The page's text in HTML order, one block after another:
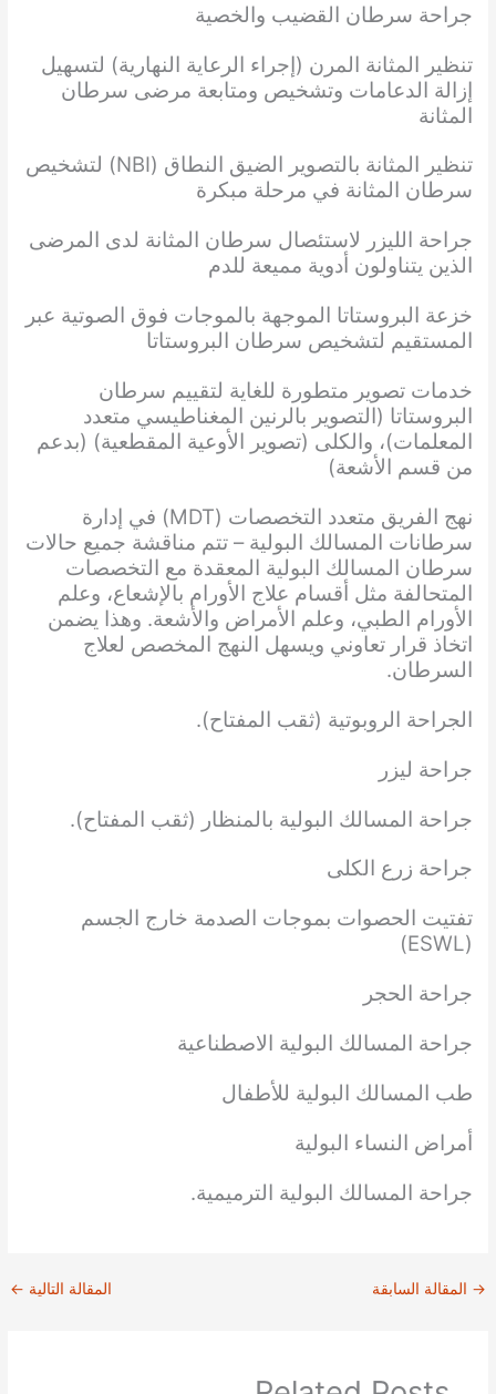
جراحة سرطان القضيب والخصية
تنظير المثانة المرن (إجراء الرعاية النهارية) لتسهيل
إزالة الدعامات وتشخيص ومتابعة مرضى سرطان
المثانة
تنظير المثانة بالتصوير الضيق النطاق (NBI) لتشخيص
سرطان المثانة في مرحلة مبكرة
جراحة الليزر لاستئصال سرطان المثانة لدى المرضى
الذين يتناولون أدوية مميعة للدم
خزعة البروستاتا الموجهة بالموجات فوق الصوتية عبر
المستقيم لتشخيص سرطان البروستاتا
خدمات تصوير متطورة للغاية لتقييم سرطان
البروستاتا (التصوير بالرنين المغناطيسي متعدد
المعلمات)، والكلى (تصوير الأوعية المقطعية) (بدعم
من قسم الأشعة)
نهج الفريق متعدد التخصصات (MDT) في إدارة
سرطانات المسالك البولية – تتم مناقشة جميع حالات
سرطان المسالك البولية المعقدة مع التخصصات
المتحالفة مثل أقسام علاج الأورام بالإشعاع، وعلم
الأورام الطبي، وعلم الأمراض والأشعة. وهذا يضمن
اتخاذ قرار تعاوني ويسهل النهج المخصص لعلاج
السرطان.
الجراحة الروبوتية (ثقب المفتاح).
جراحة ليزر
جراحة المسالك البولية بالمنظار (ثقب المفتاح).
جراحة زرع الكلى
تفتيت الحصوات بموجات الصدمة خارج الجسم
(ESWL)
جراحة الحجر
جراحة المسالك البولية الاصطناعية
طب المسالك البولية للأطفال
أمراض النساء البولية
جراحة المسالك البولية الترميمية.
→ المقالة السابقة المقالة التالية ←